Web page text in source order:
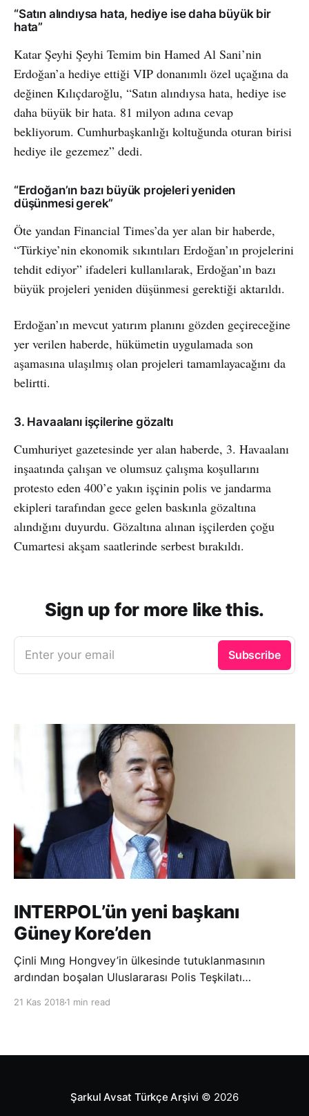
“Satın alındıysa hata, hediye ise daha büyük bir
hata”
Katar Şeyhi Şeyhi Temim bin Hamed Al Sani’nin
Erdoğan’a hediye ettiği VIP donanımlı özel uçağına da
değinen Kılıçdaroğlu, “Satın alındıysa hata, hediye ise
daha büyük bir hata. 81 milyon adına cevap
bekliyorum. Cumhurbaşkanlığı koltuğunda oturan birisi
hediye ile gezemez” dedi.
“Erdoğan’ın bazı büyük projeleri yeniden
düşünmesi gerek”
Öte yandan Financial Times’da yer alan bir haberde,
“Türkiye’nin ekonomik sıkıntıları Erdoğan’ın projelerini
tehdit ediyor” ifadeleri kullanılarak, Erdoğan’ın bazı
büyük projeleri yeniden düşünmesi gerektiği aktarıldı.
Erdoğan’ın mevcut yatırım planını gözden geçireceğine
yer verilen haberde, hükümetin uygulamada son
aşamasına ulaşılmış olan projeleri tamamlayacağını da
belirtti.
3. Havaalanı işçilerine gözaltı
Cumhuriyet gazetesinde yer alan haberde, 3. Havaalanı
inşaatında çalışan ve olumsuz çalışma koşullarını
protesto eden 400’e yakın işçinin polis ve jandarma
ekipleri tarafından gece gelen baskınla gözaltına
alındığını duyurdu. Gözaltına alınan işçilerden çoğu
Cumartesi akşam saatlerinde serbest bırakıldı.
Sign up for more like this.
Enter your email Subscribe
INTERPOL’ün yeni başkanı
Güney Kore’den
Çinli Mıng Hongvey’in ülkesinde tutuklanmasının
ardından boşalan Uluslararası Polis Teşkilatı
21 Kas 2018 1 min read
Şarkul Avsat Türkçe Arşivi © 2026